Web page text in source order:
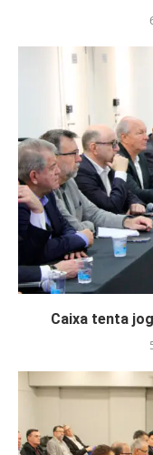
Caixa tenta